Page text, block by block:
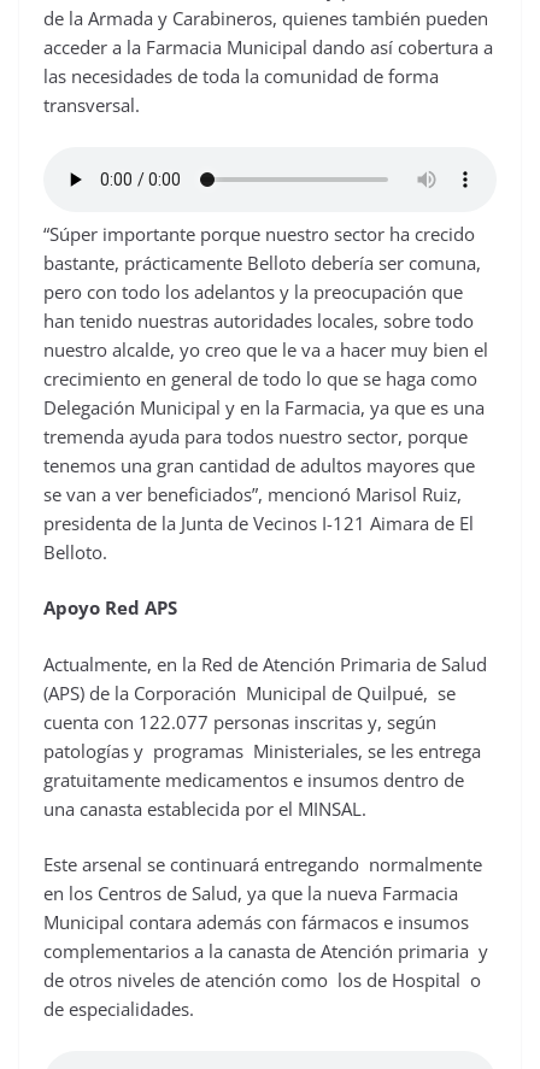
de la Armada y Carabineros, quienes también pueden
acceder a la Farmacia Municipal dando así cobertura a
las necesidades de toda la comunidad de forma
transversal.
“Súper importante porque nuestro sector ha crecido
bastante, prácticamente Belloto debería ser comuna,
pero con todo los adelantos y la preocupación que
han tenido nuestras autoridades locales, sobre todo
nuestro alcalde, yo creo que le va a hacer muy bien el
crecimiento en general de todo lo que se haga como
Delegación Municipal y en la Farmacia, ya que es una
tremenda ayuda para todos nuestro sector, porque
tenemos una gran cantidad de adultos mayores que
se van a ver beneficiados”, mencionó Marisol Ruiz,
presidenta de la Junta de Vecinos I-121 Aimara de El
Belloto.
Apoyo Red APS
Actualmente, en la Red de Atención Primaria de Salud
(APS) de la Corporación Municipal de Quilpué, se
cuenta con 122.077 personas inscritas y, según
patologías y programas Ministeriales, se les entrega
gratuitamente medicamentos e insumos dentro de
una canasta establecida por el MINSAL.
Este arsenal se continuará entregando normalmente
en los Centros de Salud, ya que la nueva Farmacia
Municipal contara además con fármacos e insumos
complementarios a la canasta de Atención primaria y
de otros niveles de atención como los de Hospital o
de especialidades.